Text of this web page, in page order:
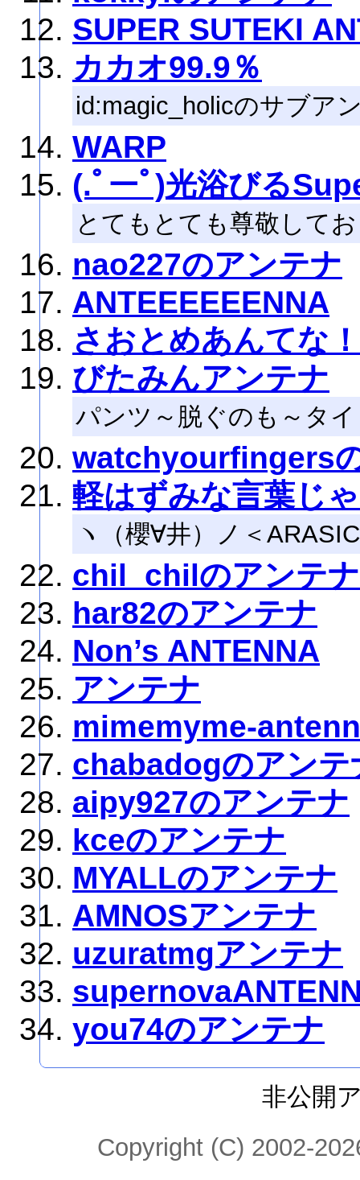
SUPER SUTEKI
カカオ99.9％
id:magic_holicのサブア
WARP
(.ﾟーﾟ)光浴びる
とてもとても尊敬して
nao227のアンテナ
ANTEEEEEENNA
さおとめあんてな！
びたみんアンテナ
パンツ～脱ぐのも～タ
watchyourfingers
軽はずみな言葉じ
ヽ（櫻∀井）ノ＜
chil_chilのアンテナ
har82のアンテナ
Non’s ANTENNA
アンテナ
mimemyme-
chabadogのアンテ
aipy927のアンテナ
kceのアンテナ
MYALLのアンテナ
AMNOSアンテナ
uzuratmgアンテナ
you74のアンテナ
非公開
Copyright (C) 2002-